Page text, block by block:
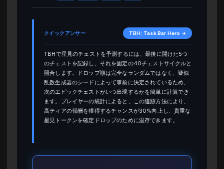
クイックアンサー TBH: Task Bar Hero →
TBHで星見のチェストを予測するには、最後に開けた5つ
のチェストを記録し、それを固定の40チェストサイクルと
照合します。ドロップ順は完全なランダムではなく、疑似
乱数生成器のシードによって事前に決定されているため、
次のエピックチェストがいつ出現するかを簡単に計算でき
ます。プレイヤーの統計によると、この追跡方法により、
高ティアの報酬を獲得するチャンスが30%向上し、貴重な
星見トークンを確定ドロップのために温存できます。